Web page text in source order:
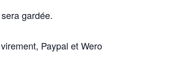
gardée.
Paypal et Wero